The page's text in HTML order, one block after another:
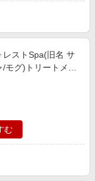
レストSpa(旧名 サ
モグ)トリートメン
＆ご褒美ギフト】
む